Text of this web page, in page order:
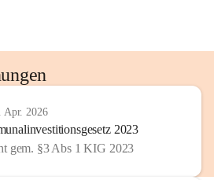
Apr. 2026
2023
gem. §3 Abs 1 KIG 2023